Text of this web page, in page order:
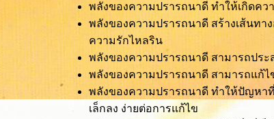
พลังของความปรารถนาดี ทำให้เกิดคว
พลังของความปรารถนาดี สร้างเส้นท
ความรักไหลริน
พลังของความปรารถนาดี สามารถปร
พลังของความปรารถนาดี สามารถแก้
พลังของความปรารถนาดี ทำให้ปัญหา
เล็กลง ง่ายต่อการแก้ไข